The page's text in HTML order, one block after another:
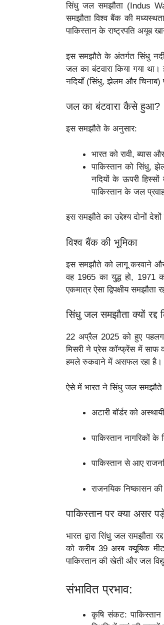
सिंधु जल समझौता (Indus
समझौता विश्व बैंक की
पाकिस्तान के राष्ट्रपति अयूब
इस समझौते के अंतर्गत सिंधु
जल का बंटवारा किया गया था।
नदियाँ (सिंधु, झेलम और चिनाब)
जल का बंटवारा कैसे हुआ?
इस समझौते के अनुसार:
भारत को रावी, ब्यास
पाकिस्तान को सिंधु,
नदियों के ऊपरी
पाकिस्तान के जल
इस समझौते का उद्देश्य दोनों
विश्व बैंक की भूमिका
इस समझौते को लागू करवाने और
वह 1965 का युद्ध हो, 1971
एकमात्र ऐसा द्विपक्षीय समझौता
सिंधु जल समझौता क्यों रद्द
22 अप्रैल 2025 को हुए
मिसरी ने प्रेस कॉन्फ्रेंस में साफ
हमले रुकवाने में असफल रहा है।
ऐसे में भारत ने सिंधु जल समझौते
अटारी बॉर्डर को
पाकिस्तान नागरिकों के
पाकिस्तान से आए
राजनयिक निष्कासन
पाकिस्तान पर क्या असर
भारत द्वारा सिंधु जल समझौता
को करीब 39 अरब क्यूबिक
पाकिस्तान की खेती और जल
संभावित प्रभाव:
कृषि संकट: